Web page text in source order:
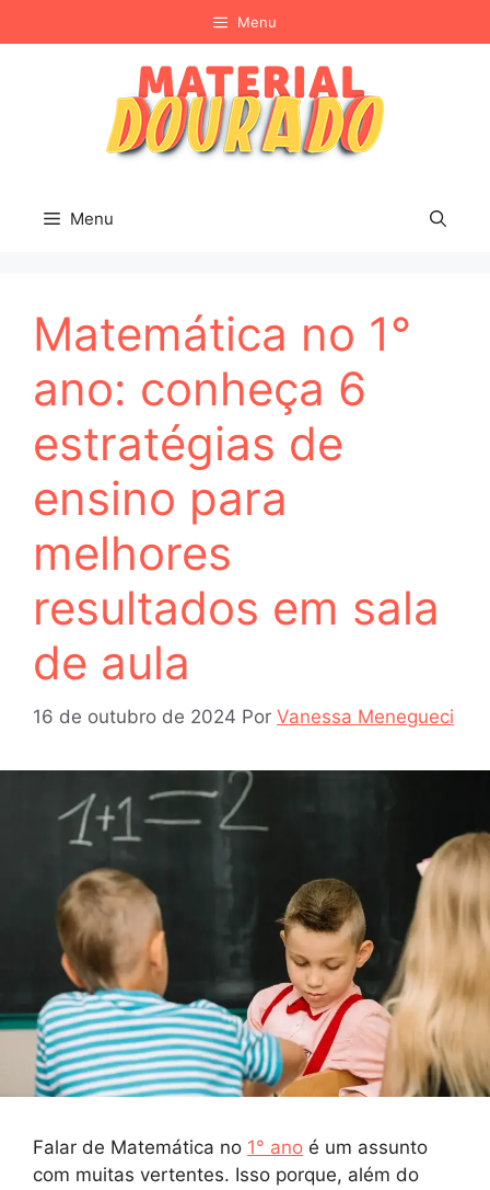
para
Menu
Menu
Matemática no 1°
ano: conheça 6
estratégias de
ensino para
melhores
resultados em sala
de aula
16 de outubro de 2024 Por Vanessa Menegueci
Falar de Matemática no 1° ano é um assunto
com muitas vertentes. Isso porque, além do